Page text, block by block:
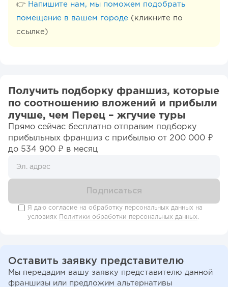
👉 Напишите нам, мы поможем подобрать
помещение в вашем городе (кликните по
ссылке)
Получить подборку франшиз, которые
по соотношению вложений и прибыли
лучше, чем Перец – жгучие туры
Прямо сейчас бесплатно отправим подборку
прибыльных франшиз c прибылью от 200 000 ₽
до 534 900 ₽ в месяц
Я даю согласие на обработку персональных данных на
условиях
Политики обработки персональных данных.
Оставить заявку представителю
Мы передадим вашу заявку представителю данной
франшизы или предложим альтернативы